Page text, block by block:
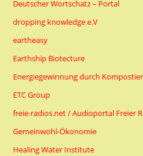
Deutscher Wortschatz – Portal
dropping knowledge e.V
eartheasy
Earthship Biotecture
Energiegewinnung durch
ETC Group
freie-radios.net / Audioportal Freier
Gemeinwohl-Ökonomie
Healing Water Institute